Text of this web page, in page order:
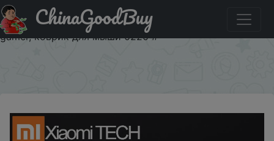
Знижка на Коврик для мыши для ноутбука Xiaomi,
большой игровой коврик для мыши MIIIW, блокнот Lol
gamer, коврик для мыши 0220 #
ChinaGoodBuy